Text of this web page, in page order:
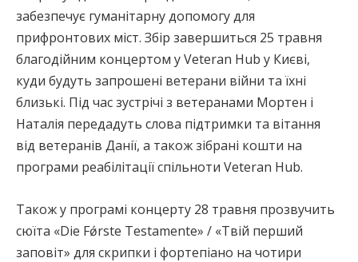
забезпечує гуманітарну допомогу для
прифронтових міст. Збір завершиться 25 травня
благодійним концертом у Veteran Hub у Києві,
куди будуть запрошені ветерани війни та їхні
близькі. Під час зустрічі з ветеранами Мортен і
Наталія передадуть слова підтримки та вітання
від ветеранів Данії, а також зібрані кошти на
програми реабілітації спільноти Veteran Hub.
Також у програмі концерту 28 травня прозвучить
сюїта «Die Fǿrste Testamente» / «Твій перший
заповіт» для скрипки і фортепіано на чотири